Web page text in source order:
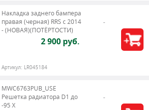
Накладка заднего бампера
правая (черная) RRS c 2014
- (НОВАЯ)(ПОТЁРТОСТИ)
2 900 руб.
Артикул: LR045184
MWC6763PUB_USE
Решетка радиатора D1 до
-95 X